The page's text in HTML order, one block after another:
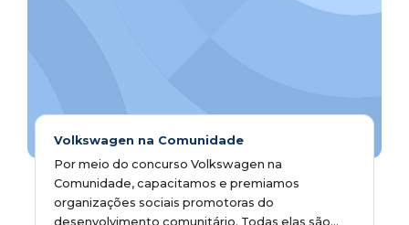
Volkswagen na Comunidade
Por meio do concurso Volkswagen na
Comunidade, capacitamos e premiamos
organizações sociais promotoras do
desenvolvimento comunitário. Todas elas são...